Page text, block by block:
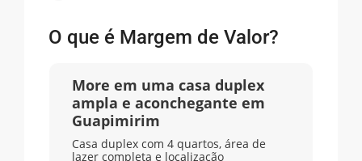
O que é Margem de Valor?
More em uma casa duplex
ampla e aconchegante em
Guapimirim
Casa duplex com 4 quartos, área de
lazer completa e localização